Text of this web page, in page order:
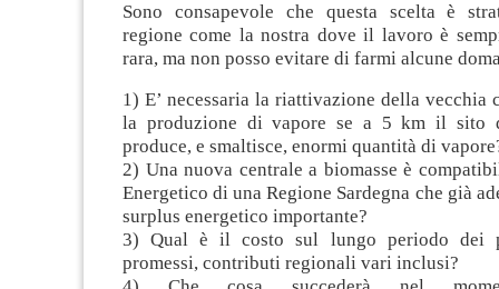
Sono consapevole che questa scelta è
regione come la nostra dove il lavoro è
rara, ma non posso evitare di farmi alcune
1) E’ necessaria la riattivazione della vecchia
la produzione di vapore se a 5 km il sito
produce, e smaltisce, enormi quantità di
2) Una nuova centrale a biomasse è
Energetico di una Regione Sardegna che già
surplus energetico importante?
3) Qual è il costo sul lungo periodo dei
promessi, contributi regionali vari inclusi?